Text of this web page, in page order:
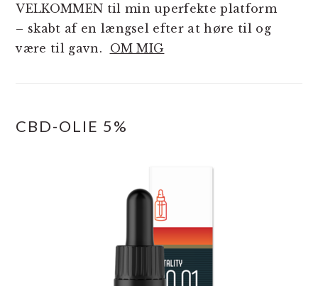
VELKOMMEN til min uperfekte platform
– skabt af en længsel efter at høre til og
være til gavn. OM MIG
CBD-OLIE 5%